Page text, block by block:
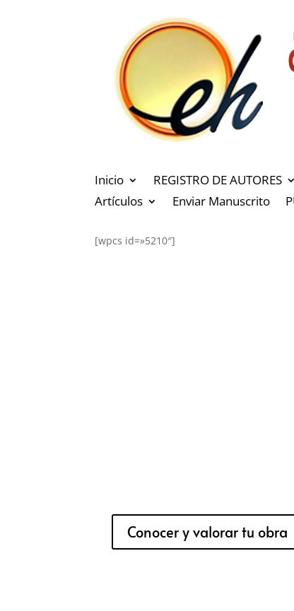
Inicio REGISTRO DE AUTORES
Artículos
Enviar Manuscrito
[wpcs id=»5210″]
Conocer y valorar tu obra